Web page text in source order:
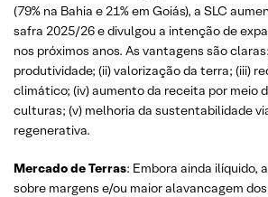
(79% na Bahia e 21% em Goiás), a SLC
safra 2025/26 e divulgou a intenção de
nos próximos anos. As vantagens são
produtividade; (ii) valorização da terra; (iii)
climático; (iv) aumento da receita por meio
culturas; (v) melhoria da sustentabilidade
regenerativa.
Mercado de Terras: Embora ainda ilíquido,
sobre margens e/ou maior alavancagem